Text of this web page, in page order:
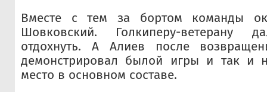
Вместе с тем за бортом команды
Шовковский. Голкиперу-ветерану
отдохнуть. А Алиев после
демонстрировал былой игры и так и
место в основном составе.